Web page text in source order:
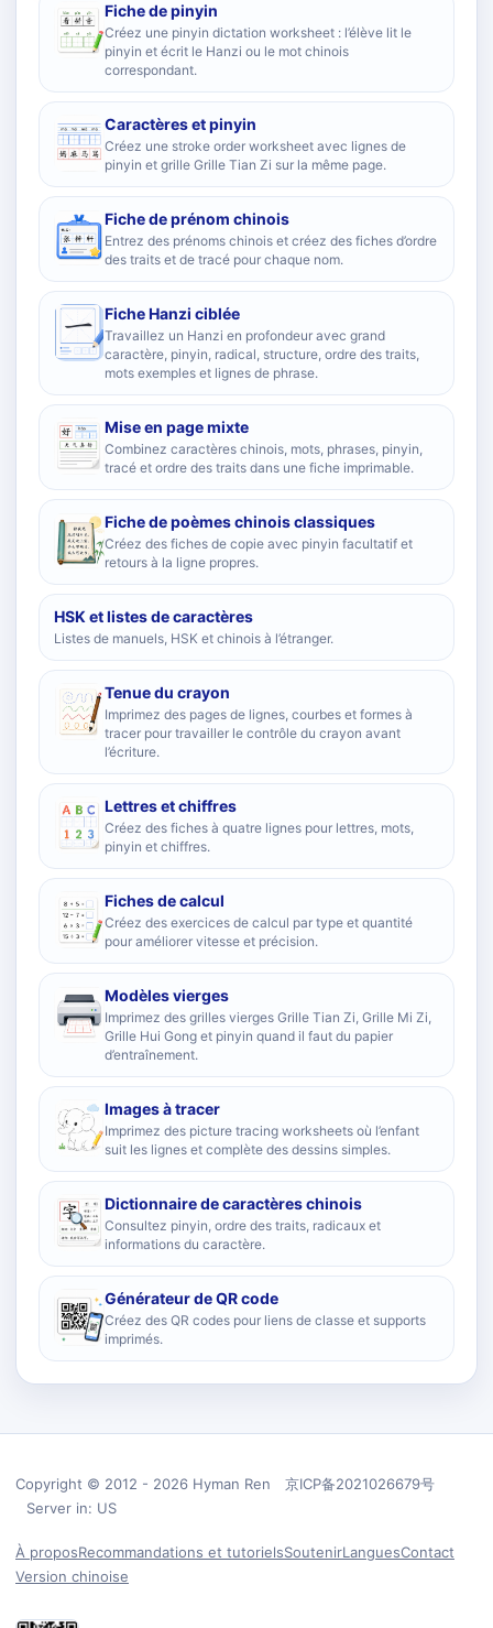
Fiche de pinyin
Créez une pinyin dictation worksheet : l’élève lit le
pinyin et écrit le Hanzi ou le mot chinois
correspondant.
Caractères et pinyin
Créez une stroke order worksheet avec lignes de
pinyin et grille Grille Tian Zi sur la même page.
Fiche de prénom chinois
Entrez des prénoms chinois et créez des fiches d’ordre
des traits et de tracé pour chaque nom.
Fiche Hanzi ciblée
Travaillez un Hanzi en profondeur avec grand
caractère, pinyin, radical, structure, ordre des traits,
mots exemples et lignes de phrase.
Mise en page mixte
Combinez caractères chinois, mots, phrases, pinyin,
tracé et ordre des traits dans une fiche imprimable.
Fiche de poèmes chinois classiques
Créez des fiches de copie avec pinyin facultatif et
retours à la ligne propres.
HSK et listes de caractères
Listes de manuels, HSK et chinois à l’étranger.
Tenue du crayon
Imprimez des pages de lignes, courbes et formes à
tracer pour travailler le contrôle du crayon avant
l’écriture.
Lettres et chiffres
Créez des fiches à quatre lignes pour lettres, mots,
pinyin et chiffres.
Fiches de calcul
Créez des exercices de calcul par type et quantité
pour améliorer vitesse et précision.
Modèles vierges
Imprimez des grilles vierges Grille Tian Zi, Grille Mi Zi,
Grille Hui Gong et pinyin quand il faut du papier
d’entraînement.
Images à tracer
Imprimez des picture tracing worksheets où l’enfant
suit les lignes et complète des dessins simples.
Dictionnaire de caractères chinois
Consultez pinyin, ordre des traits, radicaux et
informations du caractère.
Générateur de QR code
Créez des QR codes pour liens de classe et supports
imprimés.
Copyright © 2012 - 2026 Hyman Ren 京ICP备2021026679号
Server in: US
À proposRecommandations et tutorielsSoutenirLanguesContact
Version chinoise